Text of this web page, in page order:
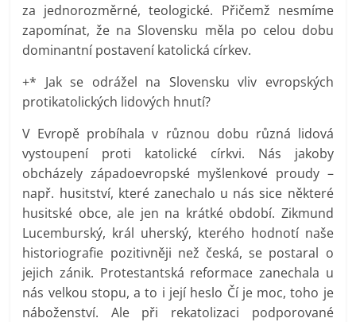
za jednorozměrné, teologické. Přičemž nesmíme
zapomínat, že na Slovensku měla po celou dobu
dominantní postavení katolická církev.
+* Jak se odrážel na Slovensku vliv evropských
protikatolických lidových hnutí?
V Evropě probíhala v různou dobu různá lidová
vystoupení proti katolické církvi. Nás jakoby
obcházely západoevropské myšlenkové proudy –
např. husitství, které zanechalo u nás sice některé
husitské obce, ale jen na krátké období. Zikmund
Lucemburský, král uherský, kterého hodnotí naše
historiografie pozitivněji než česká, se postaral o
jejich zánik. Protestantská reformace zanechala u
nás velkou stopu, a to i její heslo Čí je moc, toho je
náboženství. Ale při rekatolizaci podporované